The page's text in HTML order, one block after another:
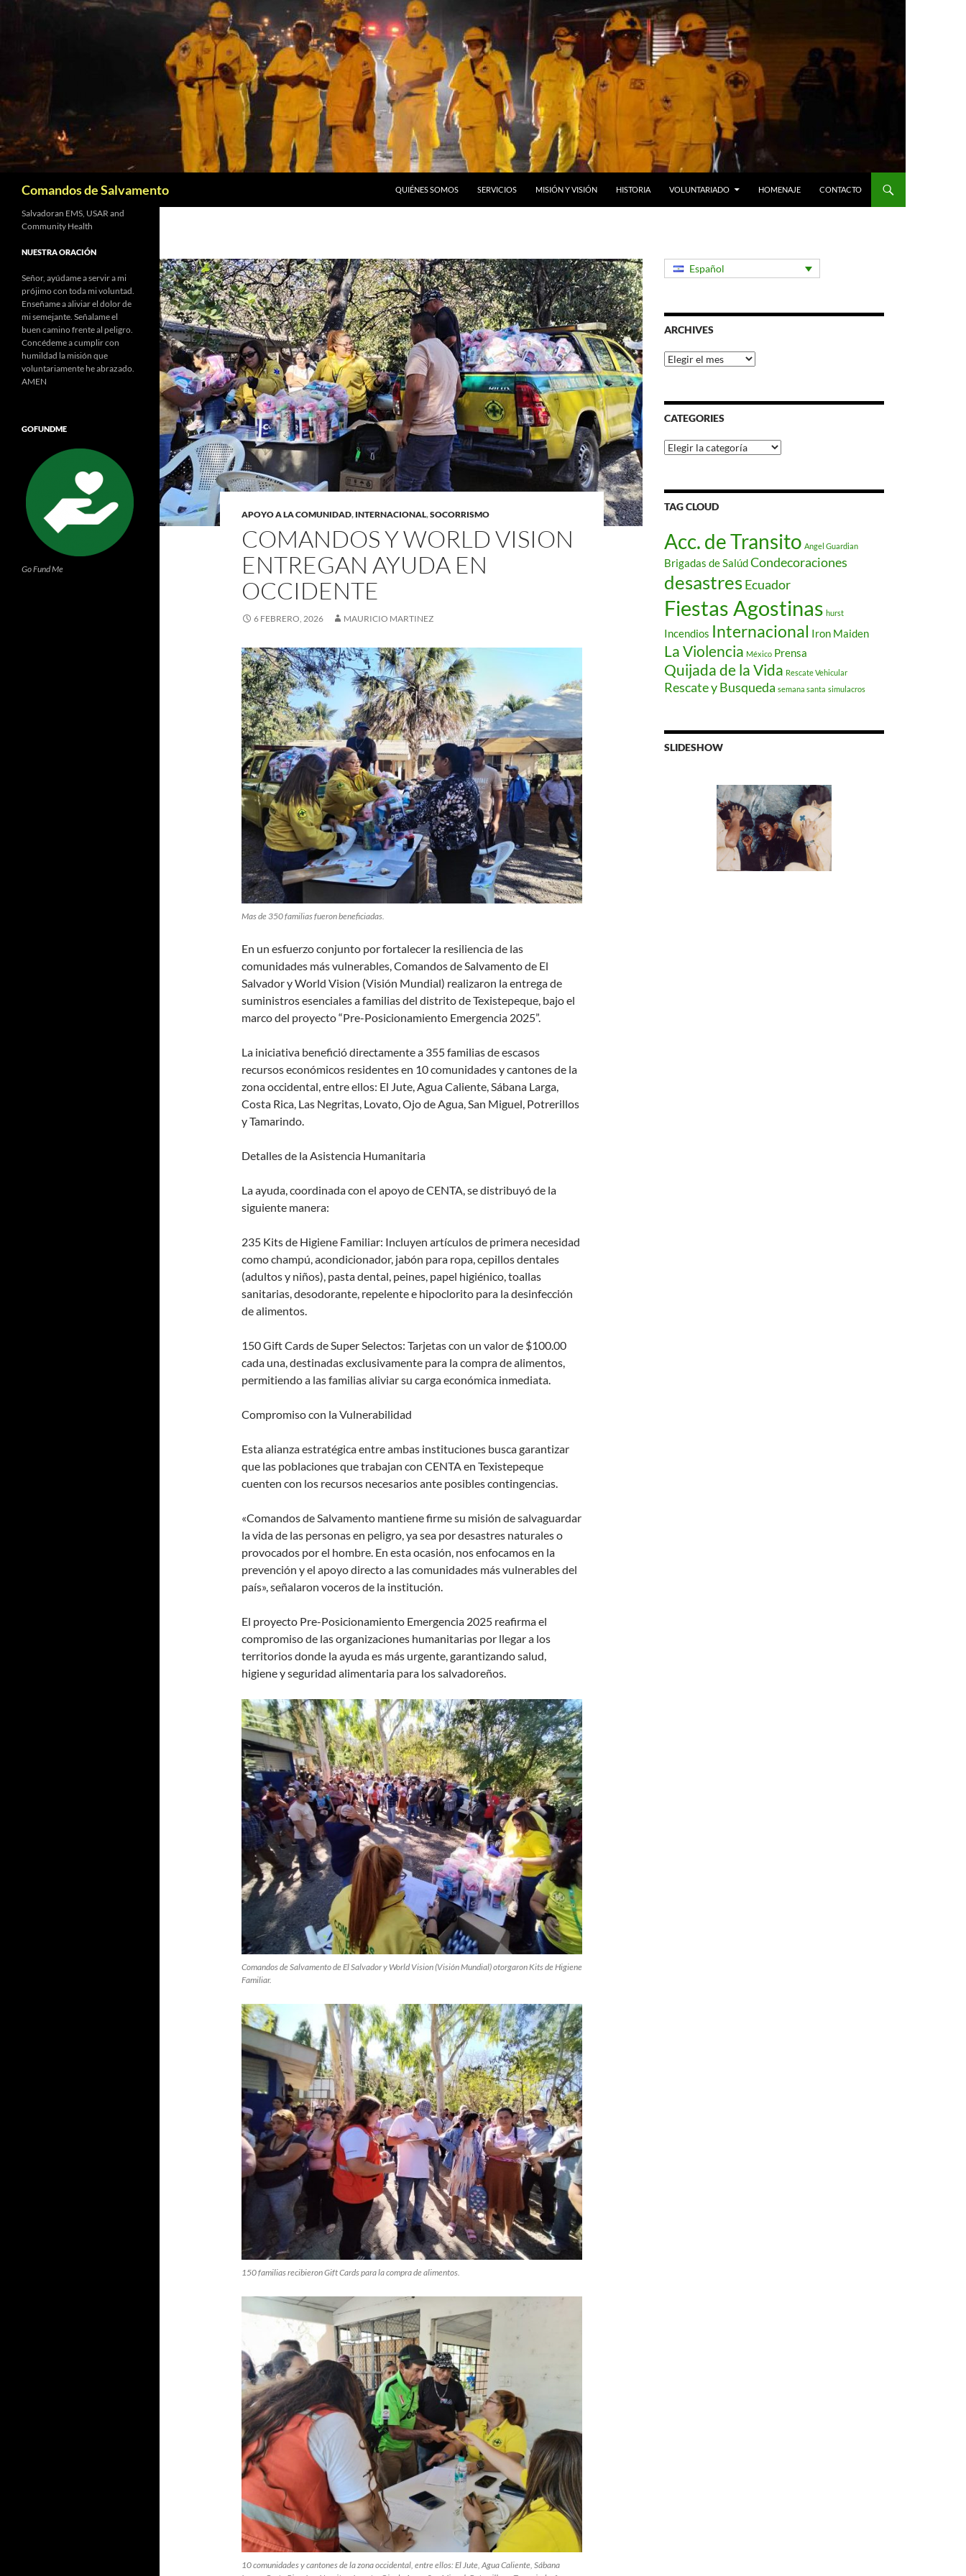
Comandos de Salvamento QUIÉNES SOMOS SERVICIOS MISIÓN Y VISIÓN HISTORIA VOLUNTARIADO HOMENAJE CONTACTO
APOYO A LA COMUNIDAD, INTERNACIONAL,SOCORRISMO
COMANDOS Y WORLD VISION
ENTREGAN AYUDA EN
OCCIDENTE
6 FEBRERO, 2026 MAURICIO MARTINEZ
Mas de 350 familias fueron beneficiadas.
En un esfuerzo conjunto por fortalecer la resiliencia de las
comunidades más vulnerables, Comandos de Salvamento de El
Salvador y World Vision (Visión Mundial) realizaron la entrega de
suministros esenciales a familias del distrito de Texistepeque, bajo el
marco del proyecto “Pre-Posicionamiento Emergencia 2025”.
La iniciativa benefició directamente a 355 familias de escasos
recursos económicos residentes en 10 comunidades y cantones de la
zona occidental, entre ellos: El Jute, Agua Caliente, Sábana Larga,
Costa Rica, Las Negritas, Lovato, Ojo de Agua, San Miguel, Potrerillos
y Tamarindo.
Detalles de la Asistencia Humanitaria
La ayuda, coordinada con el apoyo de CENTA, se distribuyó de la
siguiente manera:
235 Kits de Higiene Familiar: Incluyen artículos de primera necesidad
como champú, acondicionador, jabón para ropa, cepillos dentales
(adultos y niños), pasta dental, peines, papel higiénico, toallas
sanitarias, desodorante, repelente e hipoclorito para la desinfección
de alimentos.
150 Gift Cards de Super Selectos: Tarjetas con un valor de $100.00
cada una, destinadas exclusivamente para la compra de alimentos,
permitiendo a las familias aliviar su carga económica inmediata.
Compromiso con la Vulnerabilidad
Esta alianza estratégica entre ambas instituciones busca garantizar
que las poblaciones que trabajan con CENTA en Texistepeque
cuenten con los recursos necesarios ante posibles contingencias.
«Comandos de Salvamento mantiene firme su misión de salvaguardar
la vida de las personas en peligro, ya sea por desastres naturales o
provocados por el hombre. En esta ocasión, nos enfocamos en la
prevención y el apoyo directo a las comunidades más vulnerables del
país», señalaron voceros de la institución.
El proyecto Pre-Posicionamiento Emergencia 2025 reafirma el
compromiso de las organizaciones humanitarias por llegar a los
territorios donde la ayuda es más urgente, garantizando salud,
higiene y seguridad alimentaria para los salvadoreños.
Comandos de Salvamento de El Salvador y World Vision (Visión Mundial) otorgaron Kits de Higiene
Familiar.
150 familias recibieron Gift Cards para la compra de alimentos.
10 comunidades y cantones de la zona occidental, entre ellos: El Jute, Agua Caliente, Sábana
Español
ARCHIVES
Archives
CATEGORIES
Categories
TAG CLOUD
Acc. de Transito Angel Guardian
Brigadas de SalúdCondecoraciones
desastresEcuador
Fiestas Agostinas hurst
Incendios Internacional Iron Maiden
La Violencia México Prensa
Quijada de la Vida Rescate Vehicular
Rescate y Busqueda semana santa simulacros
SLIDESHOW
Salvadoran EMS, USAR and
Community Health
NUESTRA ORACIÓN
Señor, ayúdame a servir a mi
prójimo con toda mi voluntad.
Enseñame a aliviar el dolor de
mi semejante. Señalame el
buen camino frente al peligro.
Concédeme a cumplir con
humildad la misión que
voluntariamente he abrazado.
AMEN
GOFUNDME
Go Fund Me